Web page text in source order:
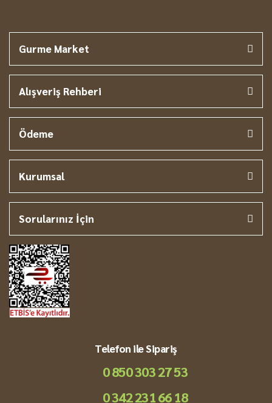
Gurme Market
Alışveriş Rehberi
Ödeme
Kurumsal
Sorularınız İçin
Telefon ile Sipariş
0 850 303 27 53
0 342 231 66 18